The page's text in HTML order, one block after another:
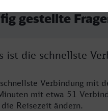
gestellte
ist die schnellste
Verbindung mit
mit etwa 51
die Reisezeit ändern.